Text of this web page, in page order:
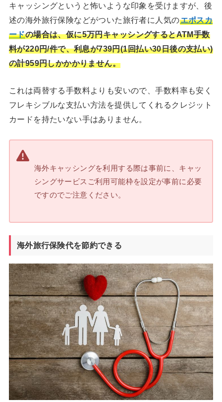
キャッシングというと怖いような印象を受けますが、後
述の海外旅行保険などがついた旅行者に人気のエポスカ
ードの場合は、仮に5万円キャッシングするとATM手数
料が220円/件で、利息が739円(1回払い30日後の支払い)
の計959円しかかかりません。
これは両替する手数料よりも安いので、手数料率も安く
フレキシブルな支払い方法を提供してくれるクレジット
カードを持たいない手はありません。
海外キャッシングを利用する際は事前に、キャッ
シングサービスご利用可能枠を設定が事前に必要
ですのでご注意ください。
海外旅行保険代を節約できる